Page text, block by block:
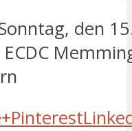
den
Pinterest